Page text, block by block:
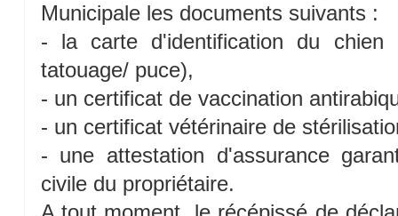
Municipale les documents suivants :
- la carte d'identification du chien
tatouage/ puce),
- un certificat de vaccination
- un certificat vétérinaire de
- une attestation d'assurance
civile du propriétaire.